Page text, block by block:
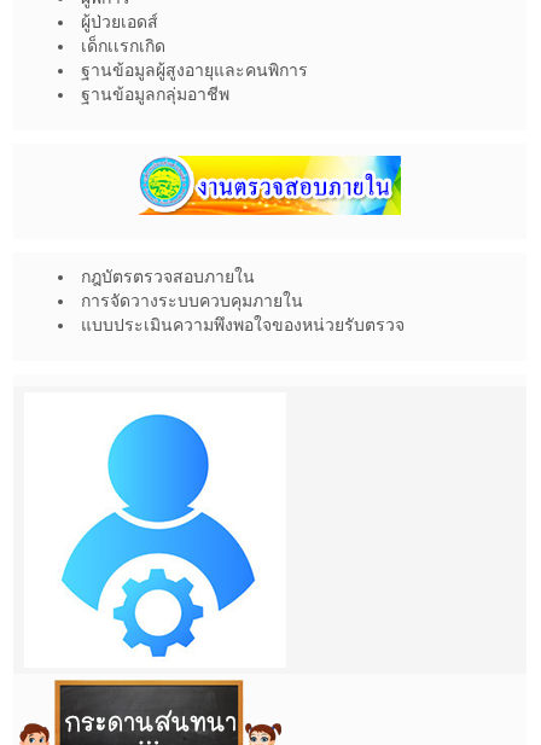
ผู้ป่วยเอดส์
เด็กเเรกเกิด
ฐานข้อมูลผู้สูงอายุและคนพิการ
ฐานข้อมูลกลุ่มอาชีพ
กฎบัตรตรวจสอบภายใน
การจัดวางระบบควบคุมภายใน
แบบประเมินความพึงพอใจของหน่วยรับตรวจ